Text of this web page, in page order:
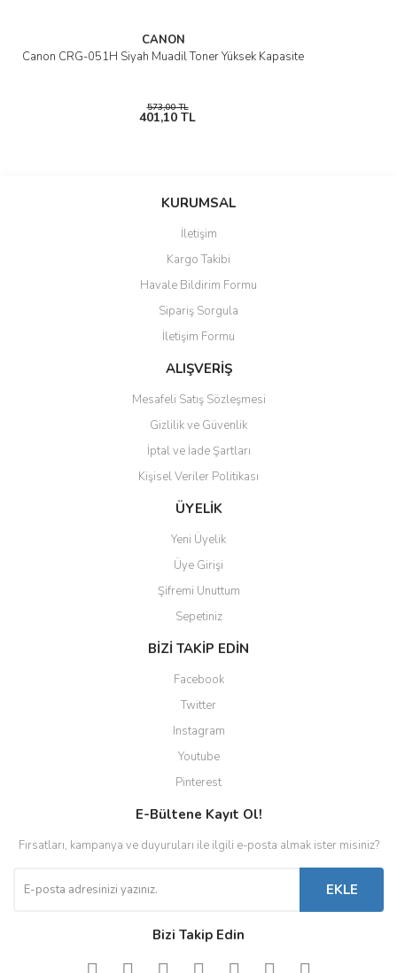
CANON
Canon CRG-051H Siyah Muadil Toner Yüksek Kapasite
573,00 TL
401,10 TL
KURUMSAL
İletişim
Kargo Takibi
Havale Bildirim Formu
Sipariş Sorgula
İletişim Formu
ALIŞVERİŞ
Mesafeli Satış Sözleşmesi
Gizlilik ve Güvenlik
İptal ve İade Şartları
Kişisel Veriler Politikası
ÜYELİK
Yeni Üyelik
Üye Girişi
Şifremi Unuttum
Sepetiniz
BİZİ TAKİP EDİN
Facebook
Twitter
Instagram
Youtube
Pinterest
E-Bültene Kayıt Ol!
Fırsatları, kampanya ve duyuruları ile ilgili e-posta almak ister misiniz?
EKLE
Bizi Takip Edin